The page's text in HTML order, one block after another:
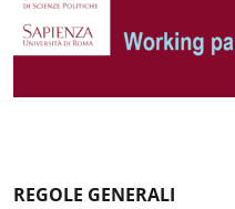
REGOLE GENERALI